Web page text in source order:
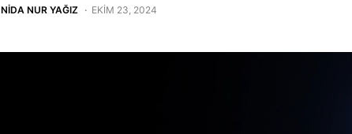
NIDA NUR YAĞIZ EKIM 23, 2024